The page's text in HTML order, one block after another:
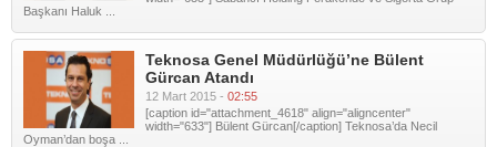
Başkanı Haluk ...
Teknosa Genel Müdürlüğü’ne Bülent
Gürcan Atandı
12 Mart 2015 - 02:55
[caption id="attachment_4618" align="aligncenter"
width="633"] Bülent Gürcan[/caption] Teknosa’da Necil
Oyman’dan boşa ...